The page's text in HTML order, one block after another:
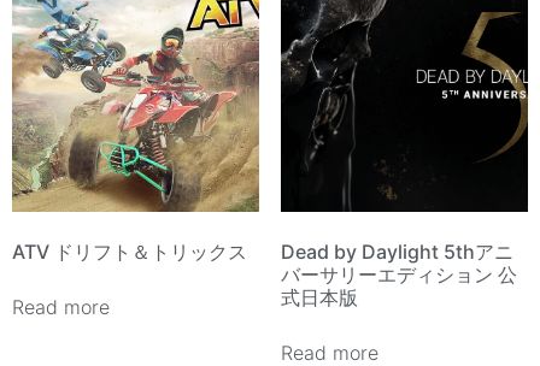
ATV ドリフト＆トリックス
Read more
Dead by Daylight 5thアニ
バーサリーエディション 公
式日本版
Read more